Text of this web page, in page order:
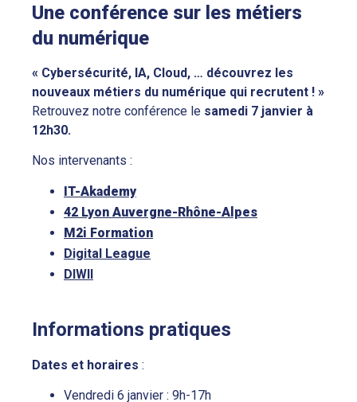
Une conférence sur les métiers
du numérique
« Cybersécurité, IA, Cloud, … découvrez les
nouveaux métiers du numérique qui recrutent ! »
Retrouvez notre conférence le samedi 7 janvier à
12h30.
Nos intervenants :
IT-Akademy
42 Lyon Auvergne-Rhône-Alpes
M2i Formation
Digital League
DIWII
Informations pratiques
Dates et horaires :
Vendredi 6 janvier : 9h-17h